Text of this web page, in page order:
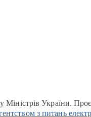
Міністрів України.
з питань